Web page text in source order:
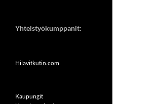
Yhteistyökumppanit:
Hilavitkutin.com
Kaupungit